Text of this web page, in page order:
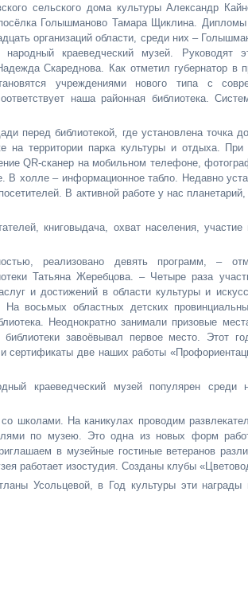
сельского дома культуры Александр
Голышманово Тамара Щиклина. Дипломы
организаций области, среди них –
народный краеведческий музей. Руководят
Скареднова. Как отметил губернатор в
учреждениями нового типа с
наша районная библиотека.
перед библиотекой, где установлена точка
на территории парка культуры и отдыха. При
QR-сканер на мобильном телефоне,
В холле – информационное табло. Недавно
В активной работе у нас
книговыдача, охват населения, участие
реализовано девять программ, –
Татьяна Жеребцова. – Четыре раза
и достижений в области культуры и
восьмых областных детских
Неоднократно занимали призовые
библиотеки завоёвывал первое место. Этот
сертификаты две наших работы
краеведческий музей популярен среди
школами. На каникулах проводим
по музею. Это одна из новых форм
в музейные гостиные ветеранов
работает изостудия. Созданы клубы
Усольцевой, в Год культуры эти награды